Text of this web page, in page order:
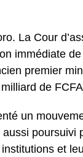
La Cour
immédiate
premier
de
un
aussi
et